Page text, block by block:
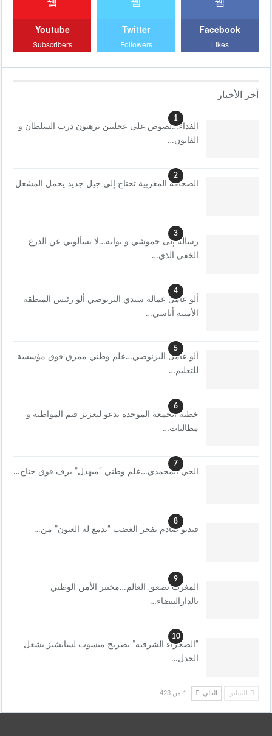
Facebook
Likes
Twitter
Followers
Youtube
Subscribers
آخر الأخبار
1
الفداء…لصوص على عجلتين يرهبون درب السلطان و
القانون…
2
الصحافة المغربية تحتاج إلى جيل جديد يحمل المشعل
3
رسالة إلى حموشي و نوابه…لا تسألوني عن الدرع
الخفي الذي…
4
ألو عامل عمالة سيدي البرنوصي ألو رئيس المنطقة
الأمنية أناسي…
5
ألو عامل البرنوصي…علم وطني ممزق فوق مؤسسة
للتعليم…
6
خطبة الجمعة الموحدة تدعو لتعزيز قيم المواطنة و
مطالبات…
7
الحي المحمدي…علم وطني “مبهدل” يرف فوق جناح…
8
فيديو صادم يفجر الغضب “تدمع له العيون” من…
9
المغرب يصعق العالم…مختبر الأمن الوطني
بالدارالبيضاء…
10
“الصحراء الشرقية” تصريح منسوب لسانشيز يشعل
الجدل…
السابق التالي 1 من 423